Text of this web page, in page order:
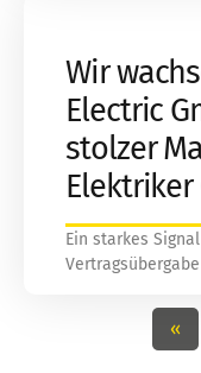
Wir
Electric
stolzer
Ein starkes
Vertragsübergabe
«